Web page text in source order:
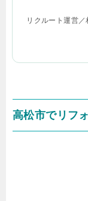
リクルート運営
高松市でリフ